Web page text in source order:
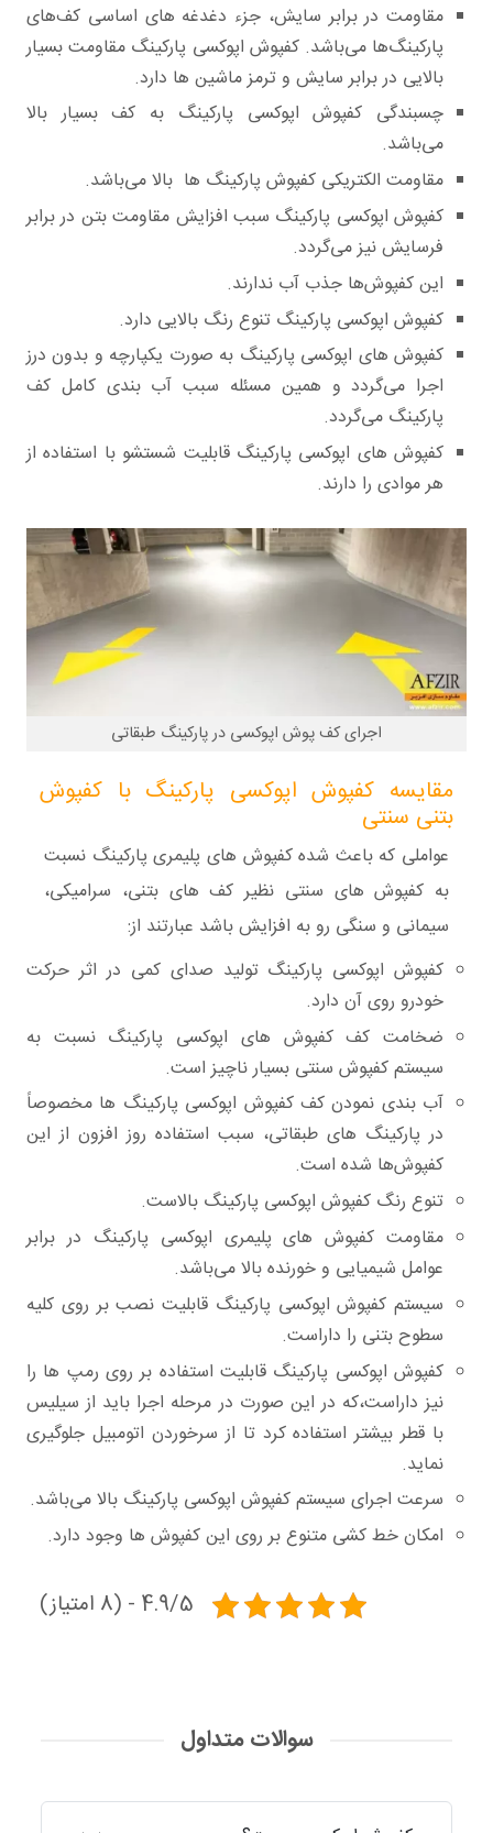
مقاومت در برابر سایش، جزء دغدغه های اساسی کف‌های
پارکینگ‌ها می‌باشد. کفپوش اپوکسی پارکینگ مقاومت بسیار
بالایی در برابر سایش و ترمز ماشین ها دارد.
چسبندگی کفپوش اپوکسی پارکینگ به کف بسیار بالا
می‌باشد.
مقاومت الکتریکی کفپوش پارکینگ ها بالا می‌باشد.
کفپوش اپوکسی پارکینگ سبب افزایش مقاومت بتن در برابر
فرسایش نیز می‌گردد.
این کفپوش‌ها جذب آب ندارند.
کفپوش اپوکسی پارکینگ تنوع رنگ بالایی دارد.
کفپوش های اپوکسی پارکینگ به صورت یکپارچه و بدون درز
اجرا می‌گردد و همین مسئله سبب آب بندی کامل کف
پارکینگ می‌گردد.
کفپوش های اپوکسی پارکینگ قابلیت شستشو با استفاده از
هر موادی را دارند.
اجرای کف پوش اپوکسی در پارکینگ طبقاتی
مقایسه کفپوش اپوکسی پارکینگ با کفپوش
بتنی سنتی
عواملی که باعث شده کفپوش های پلیمری پارکینگ نسبت
به کفپوش های سنتی نظیر کف های بتنی، سرامیکی،
سیمانی و سنگی رو به افزایش باشد عبارتند از:
کفپوش اپوکسی پارکینگ تولید صدای کمی در اثر حرکت
خودرو روی آن دارد.
ضخامت کف کفپوش های اپوکسی پارکینگ نسبت به
سیستم کفپوش سنتی بسیار ناچیز است.
آب بندی نمودن کف کفپوش‌ اپوکسی پارکینگ ها مخصوصاً
در پارکینگ های طبقاتی، سبب استفاده روز افزون از این
کفپوش‌ها شده است.
تنوع رنگ کفپوش اپوکسی پارکینگ بالاست.
مقاومت کفپوش های پلیمری اپوکسی پارکینگ در برابر
عوامل شیمیایی و خورنده بالا می‌باشد.
سیستم کفپوش اپوکسی پارکینگ قابلیت نصب بر روی کلیه
سطوح بتنی را داراست.
کفپوش اپوکسی پارکینگ قابلیت استفاده بر روی رمپ ها را
نیز داراست،که در این صورت در مرحله اجرا باید از سیلیس
با قطر بیشتر استفاده کرد تا از سرخوردن اتومبیل جلوگیری
نماید.
سرعت اجرای سیستم کفپوش اپوکسی پارکینگ بالا می‌باشد.
امکان خط کشی متنوع بر روی این کفپوش ها وجود دارد.
4.9/5 - (8 امتیاز)
سوالات متداول